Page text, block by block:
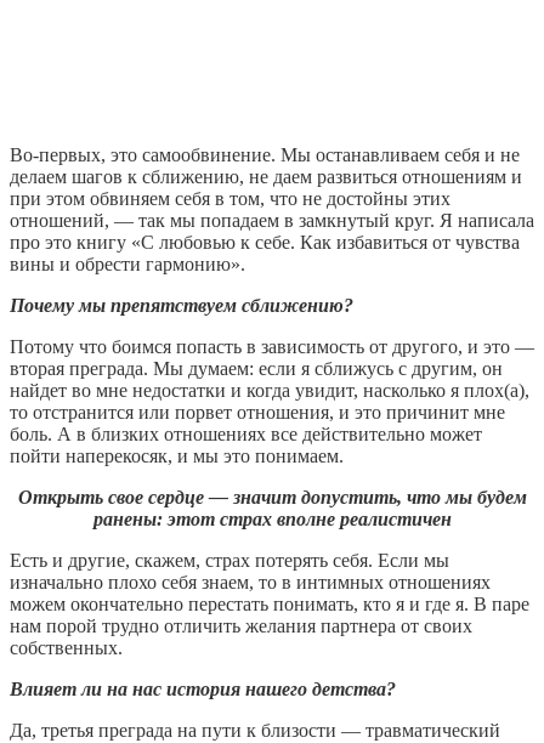
Во-первых, это самообвинение. Мы останавливаем себя и не
делаем шагов к сближению, не даем развиться отношениям и
при этом обвиняем себя в том, что не достойны этих
отношений, — так мы попадаем в замкнутый круг. Я написала
про это книгу «С любовью к себе. Как избавиться от чувства
вины и обрести гармонию».
Почему мы препятствуем сближению?
Потому что боимся попасть в зависимость от другого, и это —
вторая преграда. Мы думаем: если я сближусь с другим, он
найдет во мне недостатки и когда увидит, насколько я плох(а),
то отстранится или порвет отношения, и это причинит мне
боль. А в близких отношениях все действительно может
пойти наперекосяк, и мы это понимаем.
Открыть свое сердце — значит допустить, что мы будем
ранены: этот страх вполне реалистичен
Есть и другие, скажем, страх потерять себя. Если мы
изначально плохо себя знаем, то в интимных отношениях
можем окончательно перестать понимать, кто я и где я. В паре
нам порой трудно отличить желания партнера от своих
собственных.
Влияет ли на нас история нашего детства?
Да, третья преграда на пути к близости — травматический